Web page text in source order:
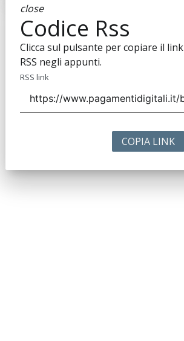
close
Codice Rss
Clicca sul pulsante per copiare il link
RSS negli appunti.
RSS link
COPIA LINK